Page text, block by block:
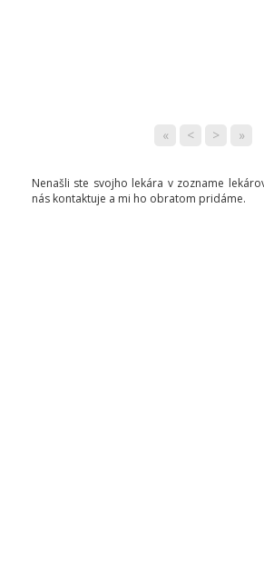
« < > »
Nenašli ste svojho lekára v zozname
nás kontaktuje a mi ho obratom pridáme.